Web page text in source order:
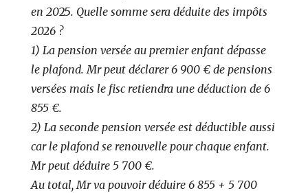
en 2025. Quelle somme sera déduite des impôts
2026 ?
1) La pension versée au premier enfant dépasse
le plafond. Mr peut déclarer 6 900 € de pensions
versées mais le fisc retiendra une déduction de 6
855 €.
2) La seconde pension versée est déductible aussi
car le plafond se renouvelle pour chaque enfant.
Mr peut déduire 5 700 €.
Au total, Mr va pouvoir déduire 6 855 + 5 700